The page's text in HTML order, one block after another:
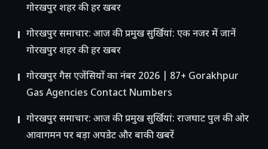
गोरखपुर शहर की हर खबर
गोरखपुर समाचार: आज की प्रमुख सुर्खियां: एक नजर में जानें
गोरखपुर शहर की हर खबर
गोरखपुर गैस एजेंसियों का नंबर 2026 | 87+ Gorakhpur
Gas Agencies Contact Numbers
गोरखपुर समाचार: आज की प्रमुख सुर्खियां: राजघाट पुल की ओर
आवागमन पर बड़ा अपडेट और बाकी खबरें